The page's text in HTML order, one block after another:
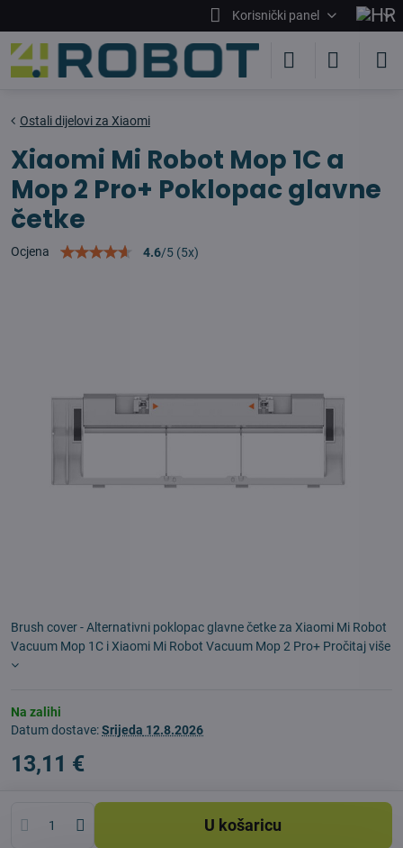
Korisnički panel
Ostali dijelovi za Xiaomi
Xiaomi Mi Robot Mop 1C a
Mop 2 Pro+ Poklopac glavne
četke
Ocjena 4.6/5 (5x)
Brush cover - Alternativni poklopac glavne četke za Xiaomi Mi Robot
Vacuum Mop 1C i Xiaomi Mi Robot Vacuum Mop 2 Pro+ Pročitaj više
Na zalihi
Datum dostave:Srijeda 12.8.2026
13,11 €
U košaricu